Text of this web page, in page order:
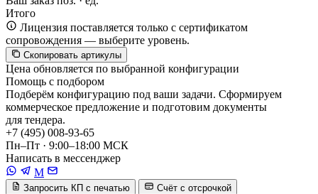
Итого
Лицензия поставляется только с сертификатом
сопровождения — выберите уровень.
Скопировать артикулы
Цена обновляется по выбранной конфигурации
Помощь с подбором
Подберём конфигурацию под ваши задачи. Сформируем
коммерческое предложение и подготовим документы
для тендера.
+7 (495) 008-93-65
Пн–Пт · 9:00–18:00 МСК
Написать в мессенджер
M
Запросить КП с печатью Счёт с отсрочкой